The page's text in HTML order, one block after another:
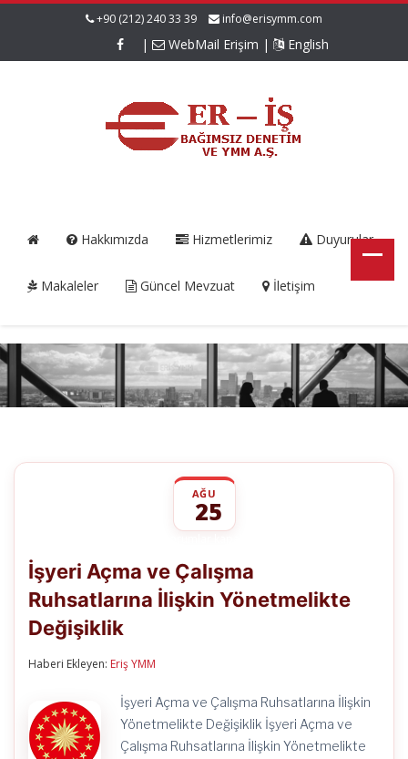
+90 (212) 240 33 39 info@erisymm.com
| WebMail Erişim | English
Hakkımızda Hizmetlerimiz Duyurular
Makaleler Güncel Mevzuat İletişim
AĞU
25
ve
Çalışma
Ruhsatlarına
İlişkin
İşyeri Açma ve Çalışma
Ruhsatlarına İlişkin Yönetmelikte
Değişiklik
Haberi Ekleyen: Eriş YMM
İşyeri Açma ve Çalışma Ruhsatlarına İlişkin
Yönetmelikte Değişiklik İşyeri Açma ve
Çalışma Ruhsatlarına İlişkin Yönetmelikte